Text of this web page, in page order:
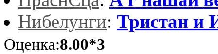
Нибелунги: Тристан и
Оценка:8.00*3